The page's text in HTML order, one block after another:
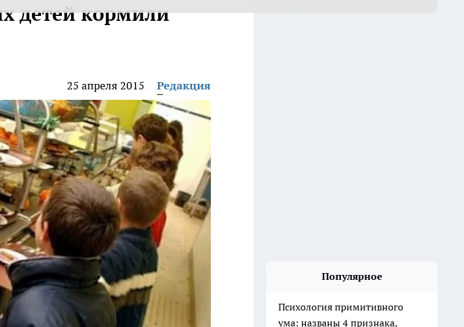
детей кормили
25 апреля 2015 Редакция
Популярное
Психология примитивного
ума: названы 4 признака,